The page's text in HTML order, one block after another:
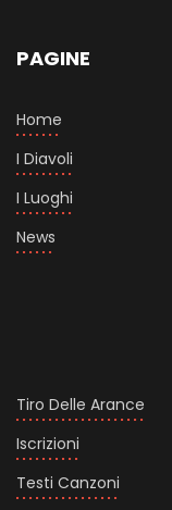
PAGINE
Home
I Diavoli
I Luoghi
News
Tiro Delle Arance
Iscrizioni
Testi Canzoni